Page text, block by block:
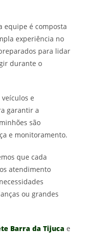
equipe é composta
experiência no
para lidar
durante o
e
garantir a
são
e monitoramento.
que cada
atendimento
ou grandes
Barra da Tijuca e